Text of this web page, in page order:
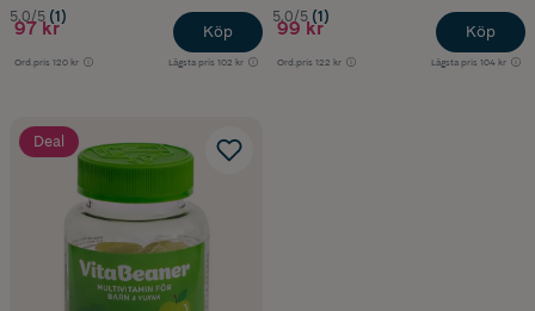
5.0/5 (1)
97 kr
Ord.pris 120 kr Lägsta pris 102 kr
Köp
5.0/5 (1)
99 kr
Ord.pris 122 kr Lägsta pris 104 kr
Köp
Deal